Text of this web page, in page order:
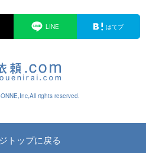
LINE はてブ
rights reserved.
トップに戻る